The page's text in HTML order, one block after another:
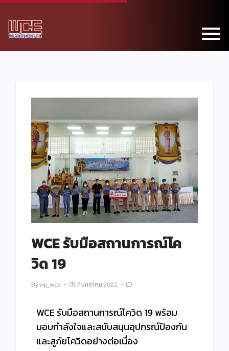
WCE รับมือสถานการณ์โค
วิด 19
ByWp_wce 7 มกราคม 2022
WCE รับมือสถานการณ์โควิด 19 พร้อม
มอบกำลังใจและสนับสนุนอุปกรณ์ป้องกัน
และสูภัยโควิดอย่างต่อเนื่อง